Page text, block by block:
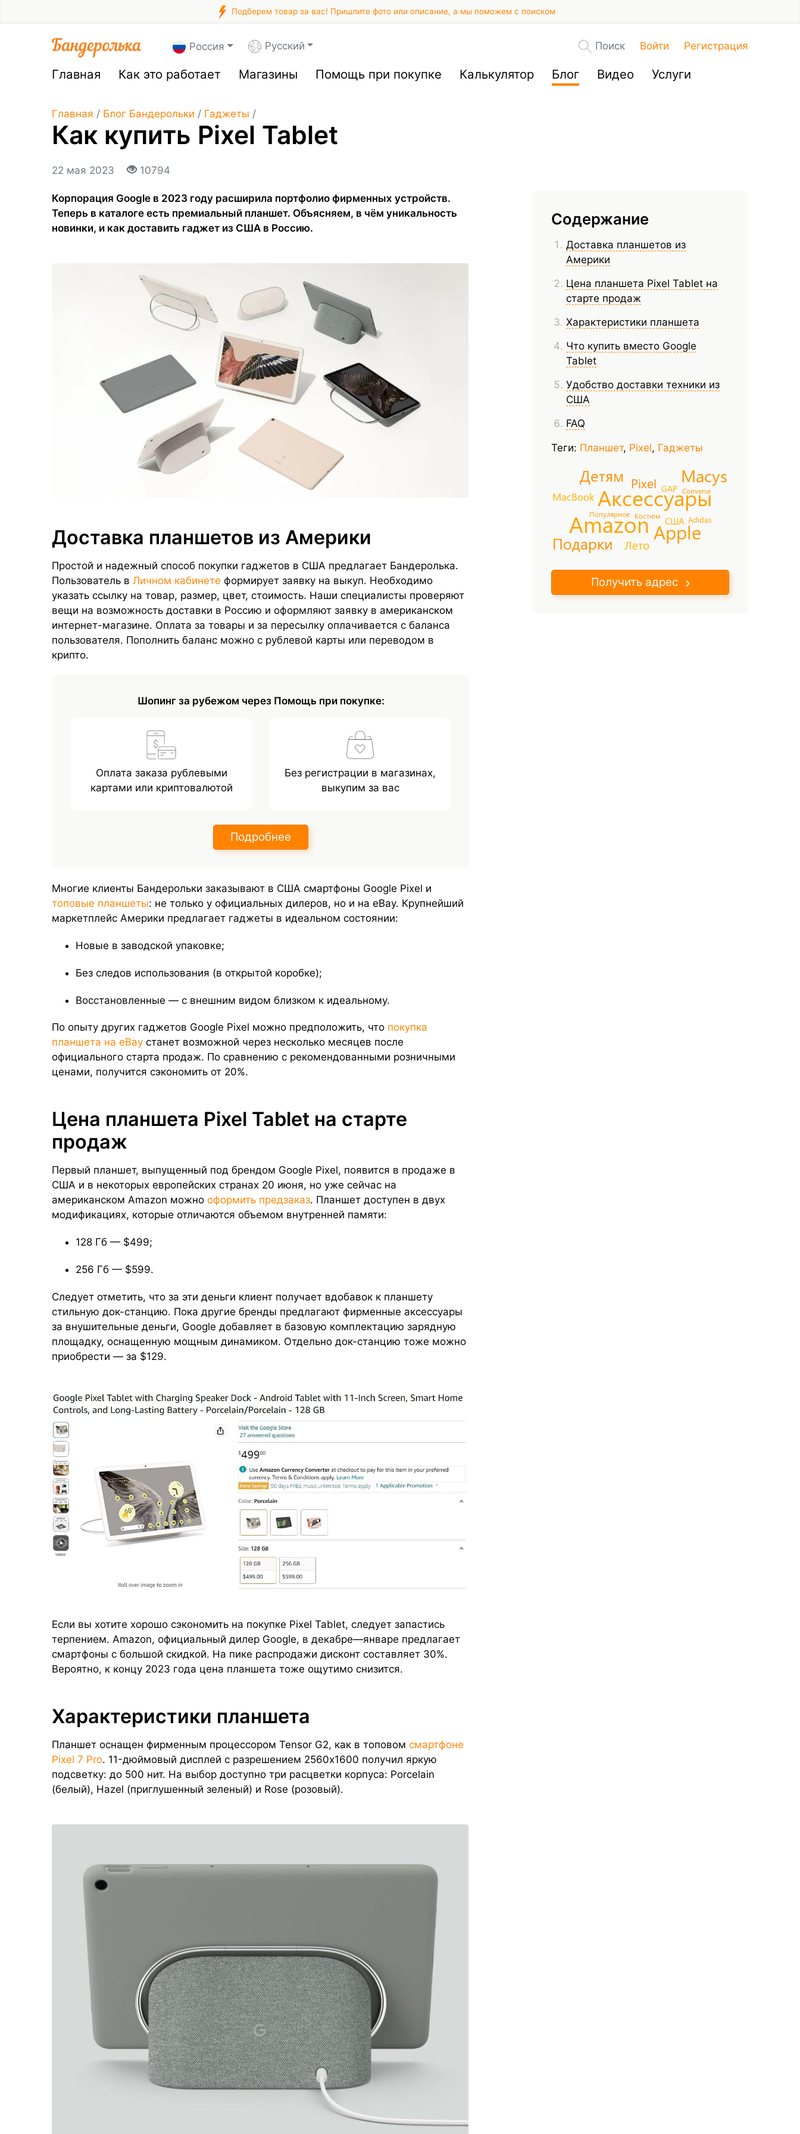
Подберем товар за вас! Пришлите фото или описание, а мы поможем с поиском
Россия Русский Поиск Войти Регистрация
Главная Как это работает Магазины Помощь при покупке Калькулятор Блог Видео Услуги
Главная / Блог Бандерольки / Гаджеты /
Как купить Pixel Tablet
22 мая 2023 10794
Содержание
Доставка планшетов из
Америки
Цена планшета Pixel Tablet на
старте продаж
Характеристики планшета
Что купить вместо Google
Tablet
Удобство доставки техники из
США
FAQ
Теги: Планшет, Pixel, Гаджеты
Amazon
Аксессуары
Apple
Macys
Детям
Подарки
Pixel
Лето
MacBook
США
GAP
Adidas
Популярное
Converse
Костюм
Получить адрес
Корпорация Google в 2023 году расширила портфолио фирменных устройств.
Теперь в каталоге есть премиальный планшет. Объясняем, в чём уникальность
новинки, и как доставить гаджет из США в Россию.
Доставка планшетов из Америки
Простой и надежный способ покупки гаджетов в США предлагает Бандеролька.
Пользователь в Личном кабинете формирует заявку на выкуп. Необходимо
указать ссылку на товар, размер, цвет, стоимость. Наши специалисты проверяют
вещи на возможность доставки в Россию и оформляют заявку в американском
интернет-магазине. Оплата за товары и за пересылку оплачивается с баланса
пользователя. Пополнить баланс можно с рублевой карты или переводом в
крипто.
Шопинг за рубежом через Помощь при покупке:
Оплата заказа рублевыми
картами или криптовалютой
Без регистрации в магазинах,
выкупим за вас
Подробнее
Многие клиенты Бандерольки заказывают в США смартфоны Google Pixel и
топовые планшеты: не только у официальных дилеров, но и на eBay. Крупнейший
маркетплейс Америки предлагает гаджеты в идеальном состоянии:
Новые в заводской упаковке;
Без следов использования (в открытой коробке);
Восстановленные — с внешним видом близком к идеальному.
По опыту других гаджетов Google Pixel можно предположить, что покупка
планшета на eBay станет возможной через несколько месяцев после
официального старта продаж. По сравнению с рекомендованными розничными
ценами, получится сэкономить от 20%.
Цена планшета Pixel Tablet на старте
продаж
Первый планшет, выпущенный под брендом Google Pixel, появится в продаже в
США и в некоторых европейских странах 20 июня, но уже сейчас на
американском Amazon можно оформить предзаказ. Планшет доступен в двух
модификациях, которые отличаются объемом внутренней памяти:
128 Гб — $499;
256 Гб — $599.
Следует отметить, что за эти деньги клиент получает вдобавок к планшету
стильную док-станцию. Пока другие бренды предлагают фирменные аксессуары
за внушительные деньги, Google добавляет в базовую комплектацию зарядную
площадку, оснащенную мощным динамиком. Отдельно док-станцию тоже можно
приобрести — за $129.
Если вы хотите хорошо сэкономить на покупке Pixel Tablet, следует запастись
терпением. Amazon, официальный дилер Google, в декабре—январе предлагает
смартфоны с большой скидкой. На пике распродажи дисконт составляет 30%.
Вероятно, к концу 2023 года цена планшета тоже ощутимо снизится.
Характеристики планшета
Планшет оснащен фирменным процессором Tensor G2, как в топовом смартфоне
Pixel 7 Pro. 11-дюймовый дисплей с разрешением 2560x1600 получил яркую
подсветку: до 500 нит. На выбор доступно три расцветки корпуса: Porcelain
(белый), Hazel (приглушенный зеленый) и Rose (розовый).